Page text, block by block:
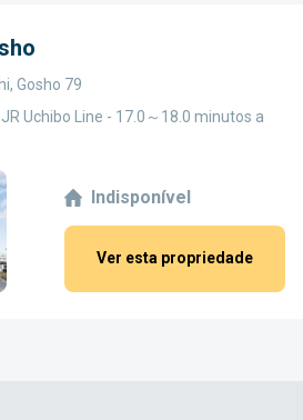
Gosho 79
Uchibo Line - 17.0～18.0 minutos a
Indisponível
Ver esta propriedade